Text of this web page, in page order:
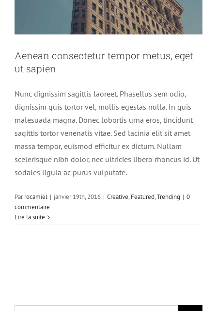
Aenean consectetur tempor metus, eget
ut sapien
Nunc dignissim sagittis laoreet. Phasellus sem odio,
dignissim quis tortor vel, mollis egestas nulla. In quis
malesuada magna. Donec lobortis urna eros, tincidunt
sagittis tortor venenatis vitae. Sed lacinia elit sit amet
massa tempor, euismod efficitur ex dictum. Nullam
scelerisque nibh dolor, nec ultricies libero rhoncus id. Ut
sodales ligula ac purus vulputate.
Parrocamiel | janvier 19th, 2016 | Creative, Featured,Trending | 0
commentaire
Lire la suite